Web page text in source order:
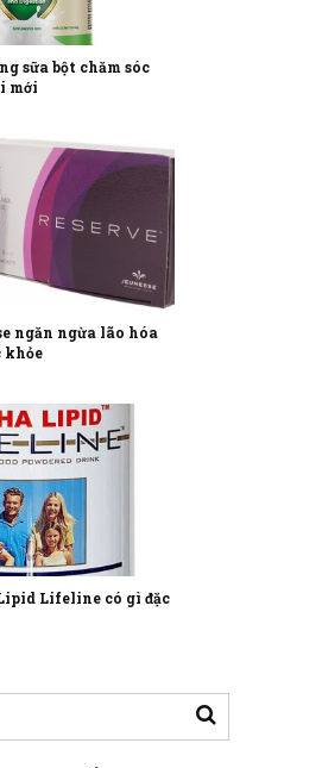
sữa bột chăm sóc
mới
ngăn ngừa lão hóa
khỏe
Lifeline có gì đặc